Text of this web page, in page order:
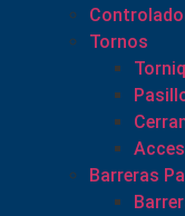
Tornos
Barreras